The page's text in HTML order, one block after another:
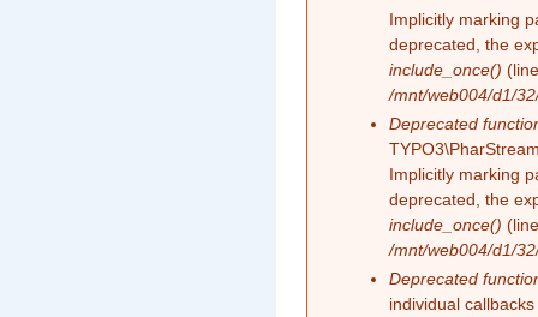
Implicitly marking
deprecated, the
include_once()
/mnt/web004/d1/
Deprecated
Implicitly marking
deprecated, the
include_once()
/mnt/web004/d1/
Deprecated
individual